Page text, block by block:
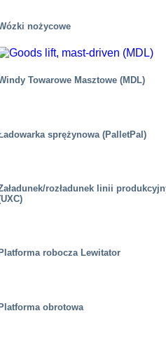
nożycowe
Towarowe Masztowe (MDL)
sprężynowa (PalletPal)
rozładunek linii
Platforma robocza Lewitator
obrotowa
czworo dzieci, u których
przeżywa. Nadawcą była
a decyzja Niclasa była
że tak po prostu nie może
że muszę spróbować coś
poszperał w Internecie i
potem zdecydował się
nich. Marco jest dumny z
Rynkeby, odgrywając
u dzieci.
i dobrej sprawy
w 2001 roku, a już w
Knud Vilstrup był tym,
samego początku nie był to
swoje zdrowie,
u niego KOL, a pomysł
na połączenie jego
głowy, to pojechać rowerem
etap Tour de France na
zapytał obecnego
Foods, Torbena Møllera-
mu sok na przejażdżkę.